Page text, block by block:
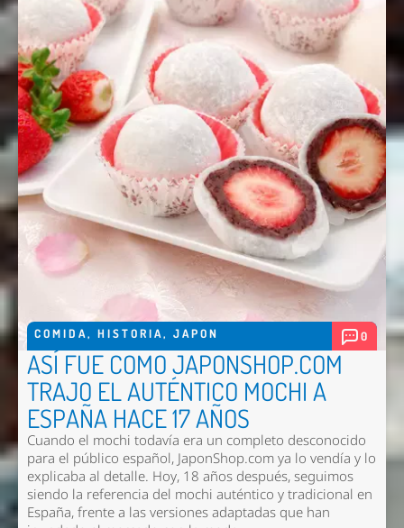
COMIDA, HISTORIA, JAPON 0
ASÍ FUE COMO JAPONSHOP.COM
TRAJO EL AUTÉNTICO MOCHI A
ESPAÑA HACE 17 AÑOS
Cuando el mochi todavía era un completo desconocido
para el público español, JaponShop.com ya lo vendía y lo
explicaba al detalle. Hoy, 18 años después, seguimos
siendo la referencia del mochi auténtico y tradicional en
España, frente a las versiones adaptadas que han